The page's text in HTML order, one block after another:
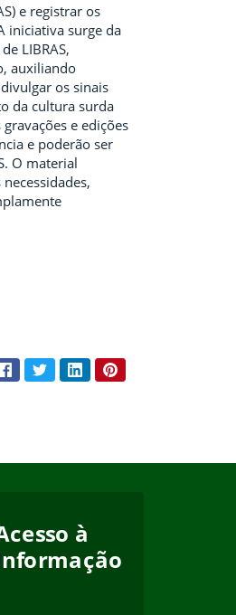
e registrar os
iniciativa surge da
LIBRAS,
auxiliando
os sinais
da cultura surda
e edições
e poderão ser
O material
conteúdo:
FacebookTwitterLinkedInPinterest